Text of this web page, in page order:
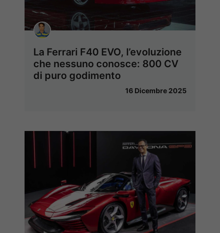
La Ferrari F40 EVO, l’evoluzione
che nessuno conosce: 800 CV
di puro godimento
16 Dicembre 2025